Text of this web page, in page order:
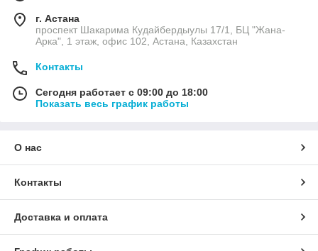
г. Астана
проспект Шакарима Кудайбердыулы 17/1, БЦ "Жана-
Арка", 1 этаж, офис 102, Астана, Казахстан
Контакты
Сегодня работает с 09:00 до 18:00
Показать весь график работы
О нас
Контакты
Доставка и оплата